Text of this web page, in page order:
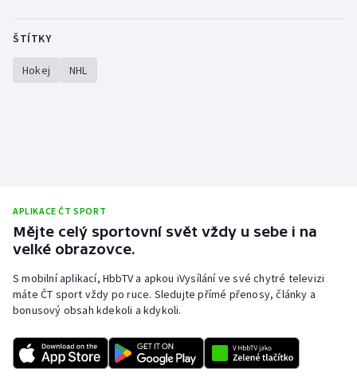
ŠTÍTKY
Hokej NHL
APLIKACE ČT SPORT
Mějte celý sportovní svět vždy u sebe i na
velké obrazovce.
S mobilní aplikací, HbbTV a apkou iVysílání ve své chytré televizi
máte ČT sport vždy po ruce. Sledujte přímé přenosy, články a
bonusový obsah kdekoli a kdykoli.